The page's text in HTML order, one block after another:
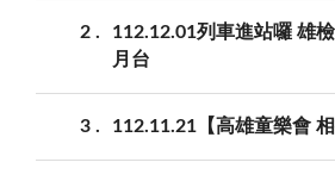
2
112.12.01列車進站囉 雄
月台
3 112.11.21【高雄童樂會 相